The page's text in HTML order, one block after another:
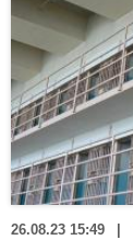
26.08.23 15:49